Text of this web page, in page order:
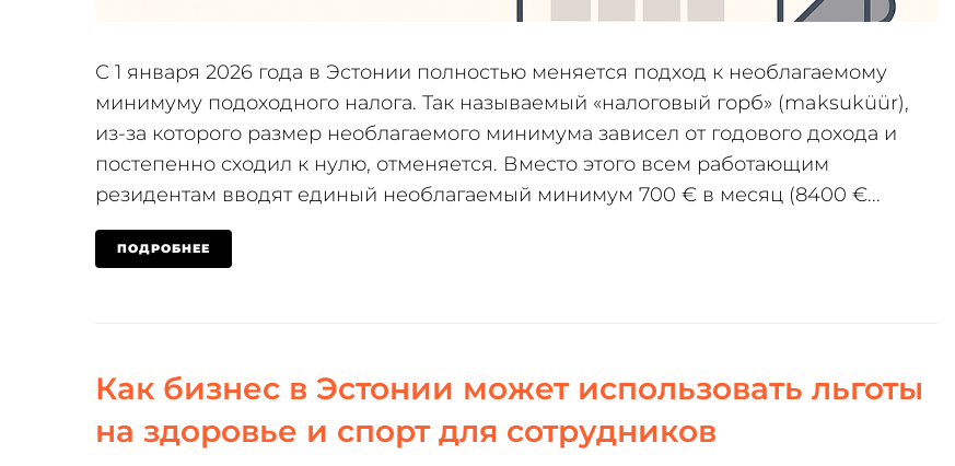
С 1 января 2026 года в Эстонии полностью меняется подход к необлагаемому
минимуму подоходного налога. Так называемый «налоговый горб» (maksuküür),
из-за которого размер необлагаемого минимума зависел от годового дохода и
постепенно сходил к нулю, отменяется. Вместо этого всем работающим
резидентам вводят единый необлагаемый минимум 700 € в месяц (8400 €...
ПОДРОБНЕЕ
Как бизнес в Эстонии может использовать льготы
на здоровье и спорт для сотрудников